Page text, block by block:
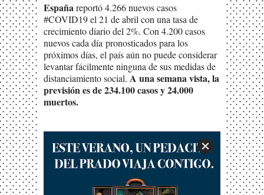
Españareportó 4.266 nuevos casos
#COVID19 el 21 de abril con una tasa de
crecimiento diario del 2%. Con 4.200 casos
nuevos cada día pronosticados para los
próximos días, el país aún no puede considerar
levantar fácilmente ninguna de sus medidas de
distanciamiento social. A una semana vista, la
previsión es de 234.100 casos y 24.000
muertos.